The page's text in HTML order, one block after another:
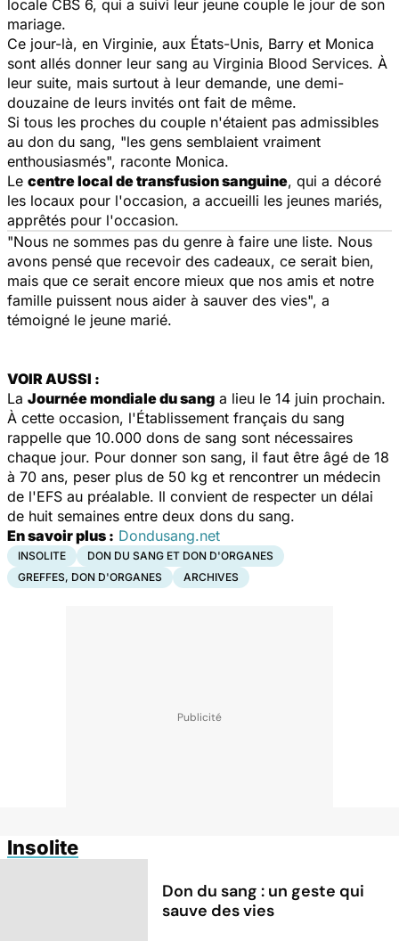
locale CBS 6, qui a suivi leur jeune couple le jour de son
mariage.
Ce jour-là, en Virginie, aux États-Unis, Barry et Monica
sont allés donner leur sang au Virginia Blood Services. À
leur suite, mais surtout à leur demande, une demi-
douzaine de leurs invités ont fait de même.
Si tous les proches du couple n'étaient pas admissibles
au don du sang, "les gens semblaient vraiment
enthousiasmés", raconte Monica.
Le centre local de transfusion sanguine, qui a décoré
les locaux pour l'occasion, a accueilli les jeunes mariés,
apprêtés pour l'occasion.
"Nous ne sommes pas du genre à faire une liste. Nous
avons pensé que recevoir des cadeaux, ce serait bien,
mais que ce serait encore mieux que nos amis et notre
famille puissent nous aider à sauver des vies", a
témoigné le jeune marié.
VOIR AUSSI :
La Journée mondiale du sang a lieu le 14 juin prochain.
À cette occasion, l'Établissement français du sang
rappelle que 10.000 dons de sang sont nécessaires
chaque jour. Pour donner son sang, il faut être âgé de 18
à 70 ans, peser plus de 50 kg et rencontrer un médecin
de l'EFS au préalable. Il convient de respecter un délai
de huit semaines entre deux dons du sang.
En savoir plus : Dondusang.net
INSOLITE
DON DU SANG ET DON D'ORGANES
GREFFES, DON D'ORGANES
ARCHIVES
Insolite
Don du sang : un geste qui
sauve des vies